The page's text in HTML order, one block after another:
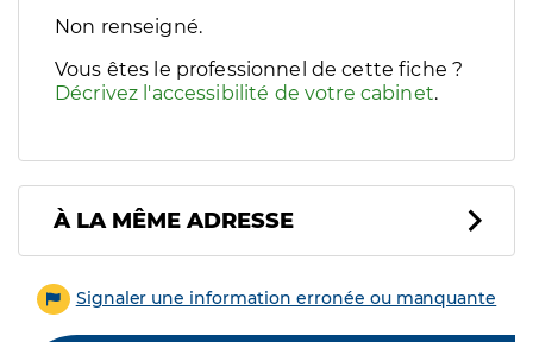
Filtres
Sélectionnez un ou plusieurs handicaps/besoins
Non renseigné.
Vous êtes le professionnel de cette fiche ?
Décrivez l'accessibilité de votre cabinet.
À LA MÊME ADRESSE
Signaler une information erronée ou manquante